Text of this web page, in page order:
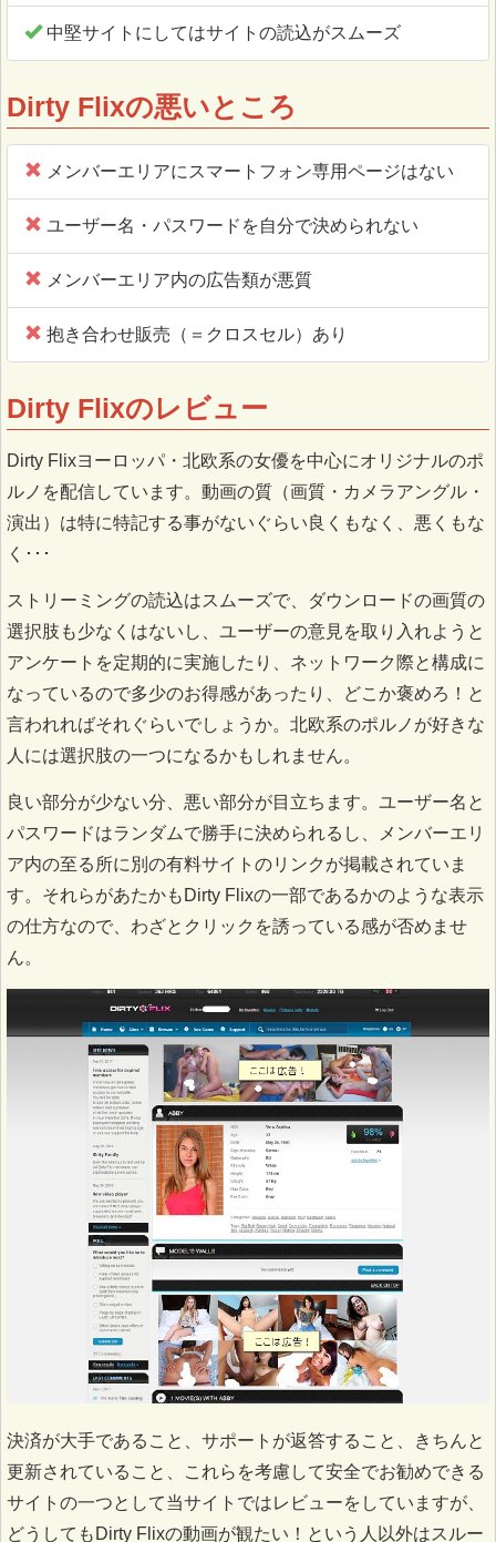
中堅サイトにしてはサイトの読込がスムーズ
Dirty Flixの悪いところ
メンバーエリアにスマートフォン専用ページはない
ユーザー名・パスワードを自分で決められない
メンバーエリア内の広告類が悪質
抱き合わせ販売（＝クロスセル）あり
Dirty Flixのレビュー
Dirty Flixヨーロッパ・北欧系の女優を中心にオリジナルのポ
ルノを配信しています。動画の質（画質・カメラアングル・
演出）は特に特記する事がないぐらい良くもなく、悪くもな
く･･･
ストリーミングの読込はスムーズで、ダウンロードの画質の
選択肢も少なくはないし、ユーザーの意見を取り入れようと
アンケートを定期的に実施したり、ネットワーク際と構成に
なっているので多少のお得感があったり、どこか褒めろ！と
言われればそれぐらいでしょうか。北欧系のポルノが好きな
人には選択肢の一つになるかもしれません。
良い部分が少ない分、悪い部分が目立ちます。ユーザー名と
パスワードはランダムで勝手に決められるし、メンバーエリ
ア内の至る所に別の有料サイトのリンクが掲載されていま
す。それらがあたかもDirty Flixの一部であるかのような表示
の仕方なので、わざとクリックを誘っている感が否めませ
ん。
決済が大手であること、サポートが返答すること、きちんと
更新されていること、これらを考慮して安全でお勧めできる
サイトの一つとして当サイトではレビューをしていますが、
どうしてもDirty Flixの動画が観たい！という人以外はスルー